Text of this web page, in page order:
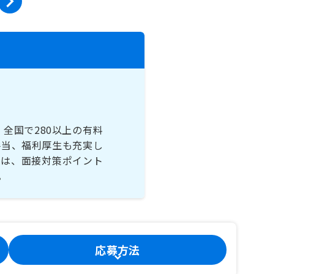
国で280以上の有料
、福利厚生も充実し
、面接対策ポイント
応募方法